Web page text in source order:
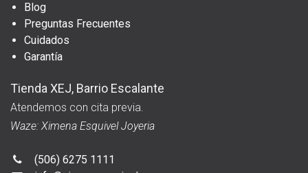
Blog
Preguntas Frecuentes
Cuidados
Garantía
Tienda XEJ, Barrio Escalante
Atendemos con cita previa.
Waze: Ximena Esquivel Joyeria
(506) 6275 1111